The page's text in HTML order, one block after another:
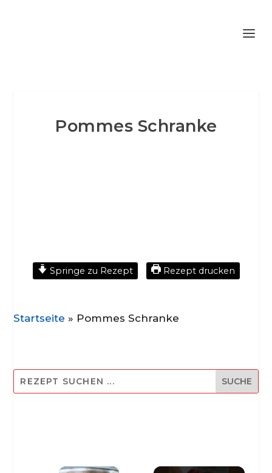
Pommes Schranke
Springe zu Rezept Rezept drucken
Startseite » Pommes Schranke
×